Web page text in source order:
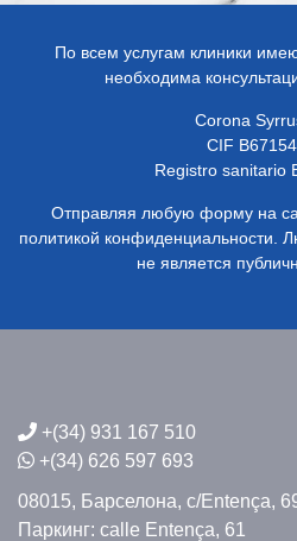
По всем услугам клиники
необходима
Corona
CIF
Registro sanitario
Отправляя любую форму на
политикой конфиденциальности.
не является
+(34) 931 167 510
+(34) 626 597 693
08015, Барселона, c/Entença,
Паркинг: calle Entença, 61